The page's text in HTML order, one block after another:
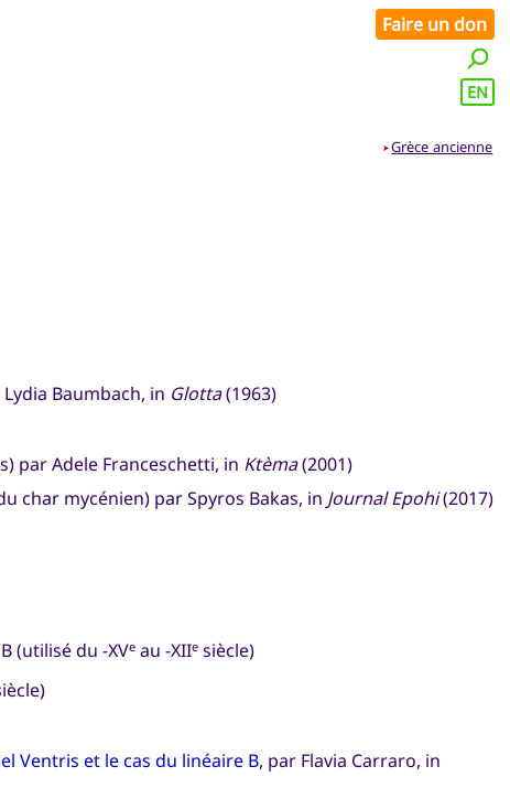
Faire un don
EN
➤Grèce ancienne
Baumbach, in Glotta(1963)
par Adele Franceschetti, in Ktèma(2001)
char mycénien) par Spyros Bakas, in Journal Epohi(2017)
(utilisé du -XVeau -XIIesiècle)
Ventris et le cas du linéaire B, par Flavia Carraro, in